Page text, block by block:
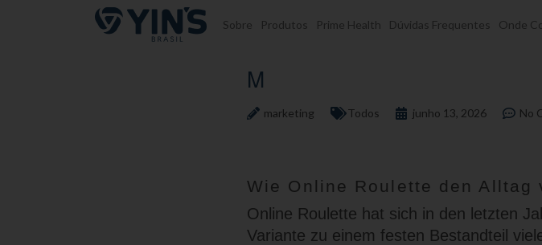
Pular para o conteúdo Sobre Produtos Prime Health Dúvidas Frequentes Onde
M
marketing Todos junho 13, 2026 No
Wie Online Roulette den Alltag
Online Roulette hat sich in den letzten
Variante zu einem festen Bestandteil